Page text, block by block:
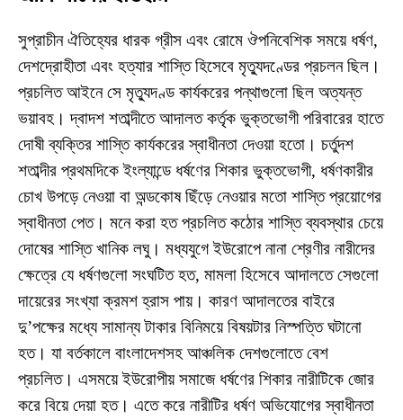
সুপ্রাচীন ঐতিহ্যের ধারক গ্রীস এবং রোমে ঔপনিবেশিক সময়ে ধর্ষণ,
দেশদ্রোহীতা এবং হত্যার শাস্তি হিসেবে মৃত্যুদণ্ডের প্রচলন ছিল।
প্রচলিত আইনে সে মৃত্যুদণ্ড কার্যকরের পন্থাগুলো ছিল অত্যন্ত
ভয়াবহ। দ্বাদশ শতাব্দীতে আদালত কর্তৃক ভুক্তভোগী পরিবারের হাতে
দোষী ব্যক্তির শাস্তি কার্যকরের স্বাধীনতা দেওয়া হতো। চর্তুদশ
শতাব্দীর প্রথমদিকে ইংল্যান্ডে ধর্ষণের শিকার ভুক্তভোগী, ধর্ষণকারীর
চোখ উপড়ে নেওয়া বা অন্ডকোষ ছিঁড়ে নেওয়ার মতো শাস্তি প্রয়োগের
স্বাধীনতা পেত। মনে করা হত প্রচলিত কঠোর শাস্তি ব্যবস্থার চেয়ে
দোষের শাস্তি খানিক লঘু। মধ্যযুগে ইউরোপে নানা শ্রেণীর নারীদের
ক্ষেত্রে যে ধর্ষণগুলো সংঘটিত হত, মামলা হিসেবে আদালতে সেগুলো
দায়েরের সংখ্যা ক্রমশ হ্রাস পায়। কারণ আদালতের বাইরে
দু’পক্ষের মধ্যে সামান্য টাকার বিনিময়ে বিষয়টার নিস্পত্তি ঘটানো
হত। যা বর্তকালে বাংলাদেশসহ আঞ্চলিক দেশগুলোতে বেশ
প্রচলিত। এসময়ে ইউরোপীয় সমাজে ধর্ষণের শিকার নারীটিকে জোর
করে বিয়ে দেয়া হত। এতে করে নারীটির ধর্ষণ অভিযোগের স্বাধীনতা